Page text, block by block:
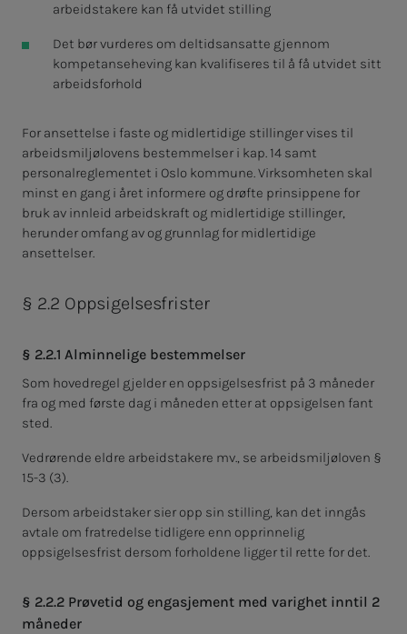
arbeidstakere kan få utvidet stilling
Det bør vurderes om deltidsansatte gjennom
kompetanseheving kan kvalifiseres til å få utvidet sitt
arbeidsforhold
For ansettelse i faste og midlertidige stillinger vises til
arbeidsmiljølovens bestemmelser i kap. 14 samt
personalreglementet i Oslo kommune. Virksomheten skal
minst en gang i året informere og drøfte prinsippene for
bruk av innleid arbeidskraft og midlertidige stillinger,
herunder omfang av og grunnlag for midlertidige
ansettelser.
§ 2.2 Oppsigelsesfrister
§ 2.2.1 Alminnelige bestemmelser
Som hovedregel gjelder en oppsigelsesfrist på 3 måneder
fra og med første dag i måneden etter at oppsigelsen fant
sted.
Vedrørende eldre arbeidstakere mv., se arbeidsmiljøloven §
15-3 (3).
Dersom arbeidstaker sier opp sin stilling, kan det inngås
avtale om fratredelse tidligere enn opprinnelig
oppsigelsesfrist dersom forholdene ligger til rette for det.
§ 2.2.2 Prøvetid og engasjement med varighet inntil 2
måneder